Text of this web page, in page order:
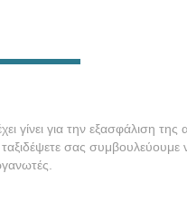
γίνει για την εξασφάλιση της
σας συμβουλεύουμε